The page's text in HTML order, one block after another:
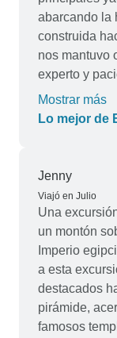
abarcando la
construida
nos mantuvo
experto y
"tiempo libre"
que
hacer este
a veces hay
Algunas de
que nos
lugares
cuenta es
bastante
limpio. Otras
Mostrar más
Lo mejor de
Jenny
Viajó en Julio
Una
un montón
Imperio
a esta
destacados
pirámide,
famosos